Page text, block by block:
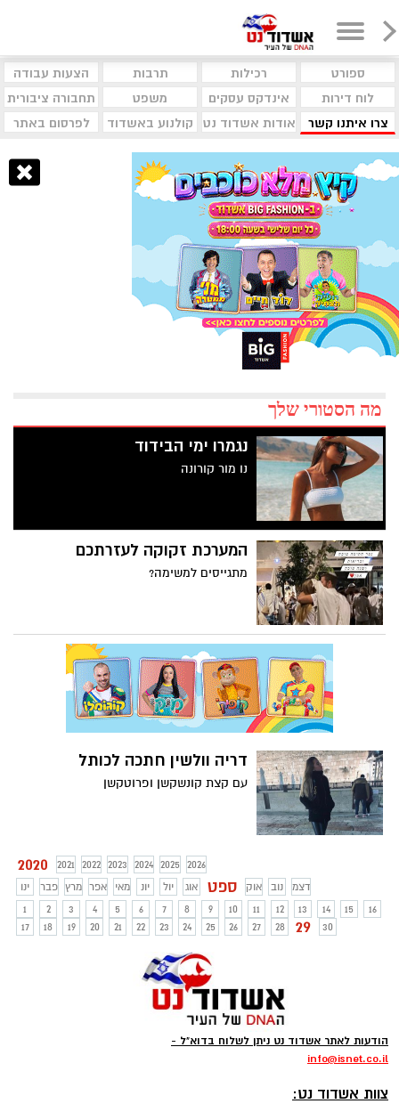
ספורט רכילות תרבות
הצעות עבודה
לוח דירות
אינדקס עסקים משפט
תחבורה ציבורית
צרו איתנו קשר
אודות אשדוד נט קולנוע באשדוד לפרסום באתר
מה הסטורי שלך
נגמרו ימי הבידוד
נו מור קורונה
המערכת זקוקה לעזרתכם
מתגייסים למשימה?
דריה וולשין חתכה לכותל
עם קצת קונשקשן ופרוטקשן
2020 2021 2022 2023 2024 2025
2026
ינו
פבר מרץ אפר מאי יונ יול אוג ספט אוק נוב
דצמ
1
2 3 4 5 6 7 8 9 10 11 12 13 14 15
16
17
18 19 20 21 22 23 24 25 26 27 28 29 30
הודעות לאתר אשדוד נט ניתן לשלוח בדוא"ל -
info@isnet.co.il
צוות אשדוד נט: